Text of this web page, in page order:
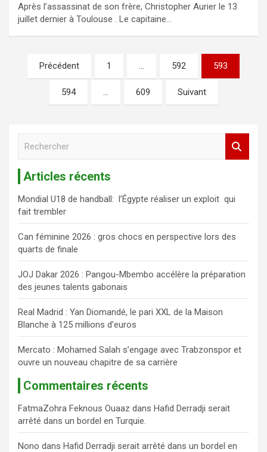
Après l’assassinat de son frère, Christopher Aurier le 13
juillet dernier à Toulouse . Le capitaine…
Précédent 1 … 592 593
594 … 609 Suivant
r
c
h
e
r
Articles récents
Mondial U18 de handball: l’Égypte réaliser un exploit qui
fait trembler
Can féminine 2026 : gros chocs en perspective lors des
quarts de finale
JOJ Dakar 2026 : Pangou-Mbembo accélère la préparation
des jeunes talents gabonais
Real Madrid : Yan Diomandé, le pari XXL de la Maison
Blanche à 125 millions d’euros
Mercato : Mohamed Salah s’engage avec Trabzonspor et
ouvre un nouveau chapitre de sa carrière
Commentaires récents
FatmaZohra Feknous Ouaaz dans Hafid Derradji serait
arrêté dans un bordel en Turquie.
Nono dans Hafid Derradji serait arrêté dans un bordel en